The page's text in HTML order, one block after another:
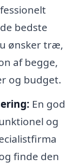
bedste
ønsker træ,
af begge,
og budget.
En god
og
finde den